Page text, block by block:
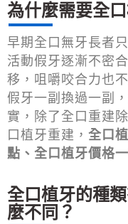
為什麼需要全
早期全口無牙長者
活動假牙逐漸不密
移，咀嚼咬合力也
假牙一副換過一副
實，除了全口重建
口植牙重建， 全口
點、全口植牙價格
全口植牙的種
麼不同？